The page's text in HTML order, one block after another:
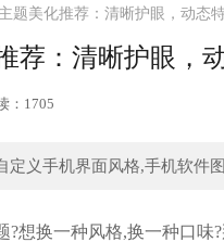
题美化推荐：清晰护眼，动态
荐：清晰护眼，
：1705
定义手机界面风格,手机软件
想换一种风格,换一种口